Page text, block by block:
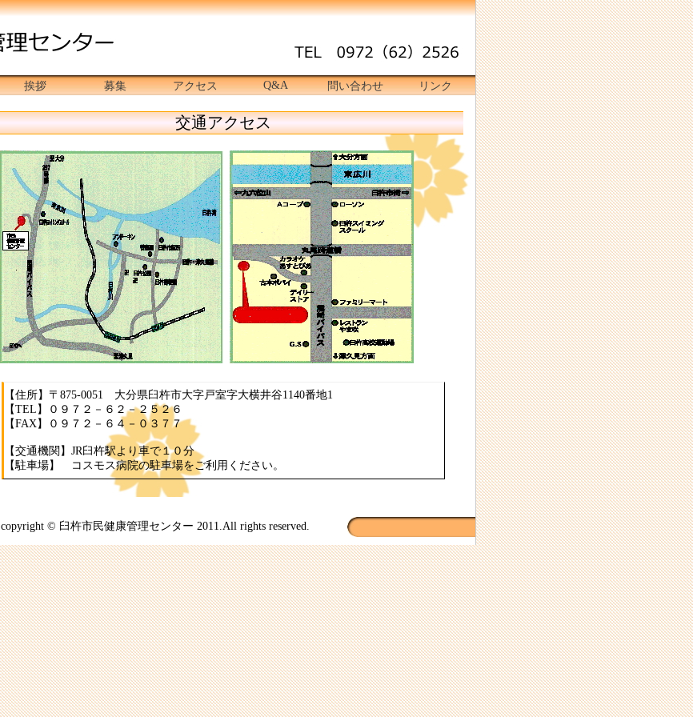
リンク
問い合わせ
Q&A
アクセス
募集
挨拶
交通アクセス
【住所】〒875-0051 大分県臼杵市大字戸室字大横井谷1140番地1
【TEL】０９７２－６２－２５２６
【FAX】０９７２－６４－０３７７
【交通機関】JR臼杵駅より車で１０分
【駐車場】 コスモス病院の駐車場をご利用ください。
copyright © 臼杵市民健康管理センター 2011.All rights reserved.